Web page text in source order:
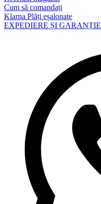
Cum să comandați
Klarna Plăți eșalonate
EXPEDIERE ȘI GARANȚIE